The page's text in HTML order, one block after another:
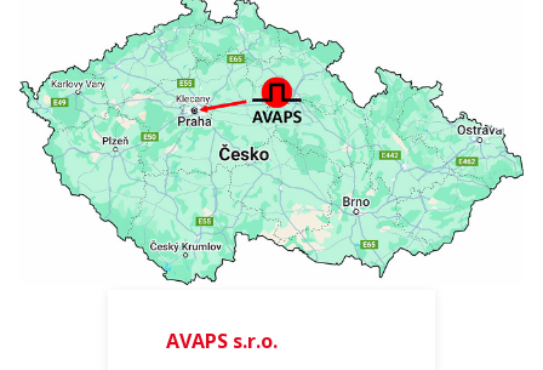
AVAPS s.r.o.